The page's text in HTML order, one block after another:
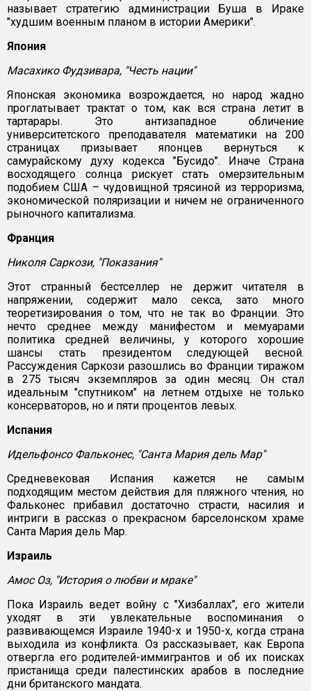
называет стратегию администрации Буша в Ираке
"худшим военным планом в истории Америки".
Япония
Масахико Фудзивара, "Честь нации"
Японская экономика возрождается, но народ жадно
проглатывает трактат о том, как вся страна летит в
тартарары. Это антизападное обличение
университетского преподавателя математики на 200
страницах призывает японцев вернуться к
самурайскому духу кодекса "Бусидо". Иначе Страна
восходящего солнца рискует стать омерзительным
подобием США – чудовищной трясиной из терроризма,
экономической поляризации и ничем не ограниченного
рыночного капитализма.
Франция
Николя Саркози, "Показания"
Этот странный бестселлер не держит читателя в
напряжении, содержит мало секса, зато много
теоретизирования о том, что не так во Франции. Это
нечто среднее между манифестом и мемуарами
политика средней величины, у которого хорошие
шансы стать президентом следующей весной.
Рассуждения Саркози разошлись во Франции тиражом
в 275 тысяч экземпляров за один месяц. Он стал
идеальным "спутником" на летнем отдыхе не только
консерваторов, но и пяти процентов левых.
Испания
Идельфонсо Фальконес, "Санта Мария дель Мар"
Средневековая Испания кажется не самым
подходящим местом действия для пляжного чтения, но
Фальконес прибавил достаточно страсти, насилия и
интриги в рассказ о прекрасном барселонском храме
Санта Мария дель Мар.
Израиль
Амос Оз, "История о любви и мраке"
Пока Израиль ведет войну с "Хизбаллах", его жители
уходят в эти увлекательные воспоминания о
развивающемся Израиле 1940-х и 1950-х, когда страна
выходила из конфликта. Оз рассказывает, как Европа
отвергла его родителей-иммигрантов и об их поисках
пристанища среди палестинских арабов в последние
дни британского мандата.